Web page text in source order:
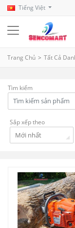
Tiếng Việt
Trang Chủ Tất Cả
Tìm kiếm
Sắp xếp theo
Mới nhất